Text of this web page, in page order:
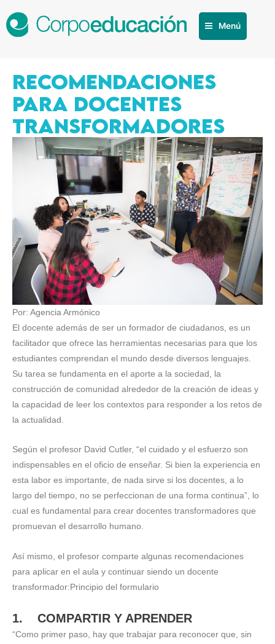
Menú
RECOMENDACIONES
PARA DOCENTES
TRANSFORMADORES
Por: Agencia Armónico
El docente además de ser un formador de ciudadanos, es un
facilitador que ofrece las herramientas necesarias para que los
estudiantes comprendan el mundo desde diversos lenguajes.
Su tarea se fundamenta en el aporte a la sociedad, la
construcción de comunidad alrededor de la creación de ideas y
la capacidad de leer los contextos para responder a los retos de
la actualidad.
Según el profesor David Cutler, “el cuidado y el esfuerzo son
indispensables en el oficio de enseñar. Si bien la experiencia en
esta labor es importante, de nada sirve si los docentes, a lo
largo del tiempo, no se perfeccionan de una forma continua”, lo
cual es fundamental para crear docentes transformadores que
promuevan el desarrollo humano.
Así mismo, el profesor comparte algunas recomendaciones
para aplicar en el aula y continuar siendo un docente
transformador:Principio del formulario
1. COMPARTIR Y APRENDER
“Como primer paso, hay que trabajar para reconocer que, sin